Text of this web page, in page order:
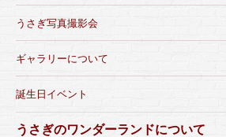
うさぎ写真撮影会
ギャラリーについて
誕生日イベント
うさぎのワンダーランドについて